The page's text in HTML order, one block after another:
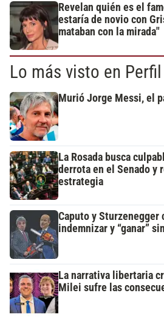
Revelan quién es el
estaría de novio con
mataban con la mirada"
Lo más visto en Perfil
Murió Jorge Messi, el
La Rosada busca
derrota en el Senado y
estrategia
Caputo y Sturzenegger
indemnizar y “ganar”
La narrativa libertaria
Milei sufre las